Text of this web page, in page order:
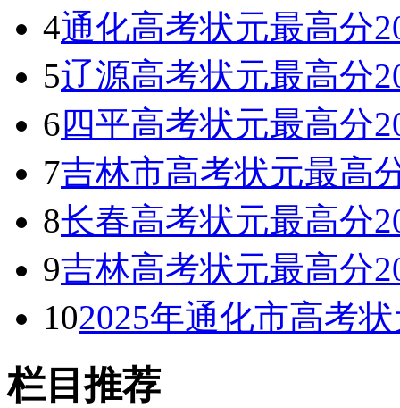
4通化高考状元最高分
5辽源高考状元最高分
6四平高考状元最高分
7吉林市高考状元最高
8长春高考状元最高分
9吉林高考状元最高分
102025年通化市高考
栏目推荐